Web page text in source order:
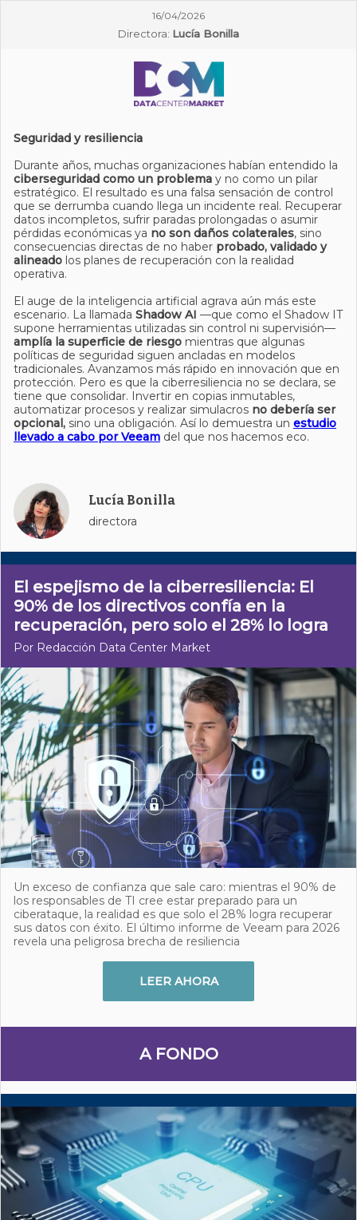
16/04/2026
Directora: Lucía Bonilla
Seguridad y resiliencia
Durante años, muchas organizaciones habían entendido la
ciberseguridad como un problema y no como un pilar
estratégico. El resultado es una falsa sensación de control
que se derrumba cuando llega un incidente real. Recuperar
datos incompletos, sufrir paradas prolongadas o asumir
pérdidas económicas ya no son daños colaterales, sino
consecuencias directas de no haber probado, validado y
alineado los planes de recuperación con la realidad
operativa.
El auge de la inteligencia artificial agrava aún más este
escenario. La llamada Shadow AI —que como el Shadow IT
supone herramientas utilizadas sin control ni supervisión—
amplía la superficie de riesgo mientras que algunas
políticas de seguridad siguen ancladas en modelos
tradicionales. Avanzamos más rápido en innovación que en
protección. Pero es que la ciberresiliencia no se declara, se
tiene que consolidar. Invertir en copias inmutables,
automatizar procesos y realizar simulacros no debería ser
opcional, sino una obligación. Así lo demuestra un estudio
llevado a cabo por Veeam del que nos hacemos eco.
Lucía Bonilla
directora
El espejismo de la ciberresiliencia: El
90% de los directivos confía en la
recuperación, pero solo el 28% lo logra
Por Redacción Data Center Market
Un exceso de confianza que sale caro: mientras el 90% de
los responsables de TI cree estar preparado para un
ciberataque, la realidad es que solo el 28% logra recuperar
sus datos con éxito. El último informe de Veeam para 2026
revela una peligrosa brecha de resiliencia
LEER AHORA
A FONDO